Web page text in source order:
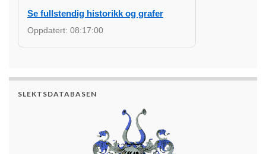
Se fullstendig historikk og grafer
Oppdatert: 08:17:00
SLEKTSDATABASEN